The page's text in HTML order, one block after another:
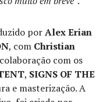
porAlex Erian
, com Christian
com os
, SIGNS OF THE
e masterização. A